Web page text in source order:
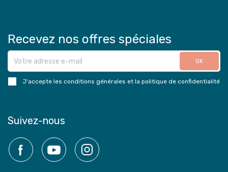
Recevez nos offres spéciales
J'accepte les conditions générales et la politique de confidentialité
Suivez-nous
Facebook YouTube